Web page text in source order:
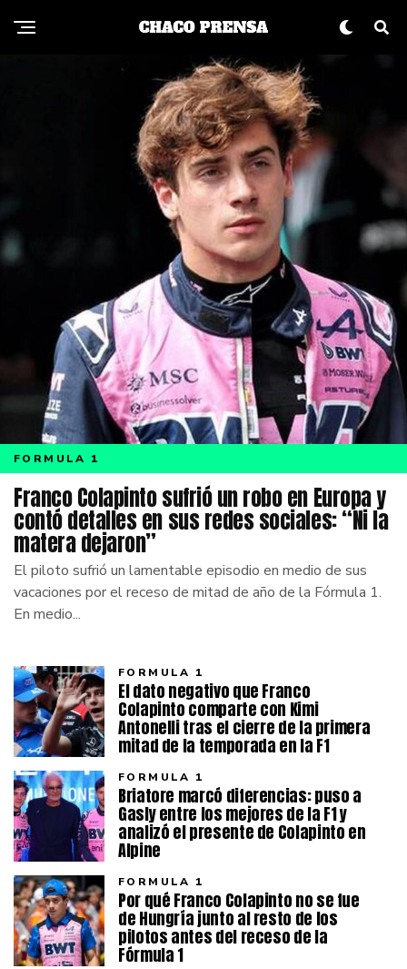
FORMULA 1
Franco Colapinto sufrió un robo en Europa y
contó detalles en sus redes sociales: “Ni la
matera dejaron”
El piloto sufrió un lamentable episodio en medio de sus
vacaciones por el receso de mitad de año de la Fórmula 1.
En medio...
FORMULA 1
El dato negativo que Franco
Colapinto comparte con Kimi
Antonelli tras el cierre de la primera
mitad de la temporada en la F1
FORMULA 1
Briatore marcó diferencias: puso a
Gasly entre los mejores de la F1 y
analizó el presente de Colapinto en
Alpine
FORMULA 1
Por qué Franco Colapinto no se fue
de Hungría junto al resto de los
pilotos antes del receso de la
Fórmula 1